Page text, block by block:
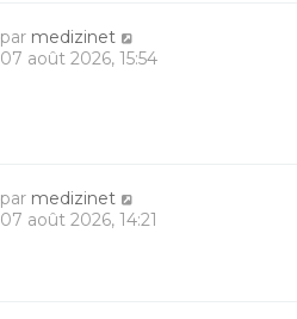
par medizinet
07 août 2026, 15:54
par medizinet
07 août 2026, 14:21